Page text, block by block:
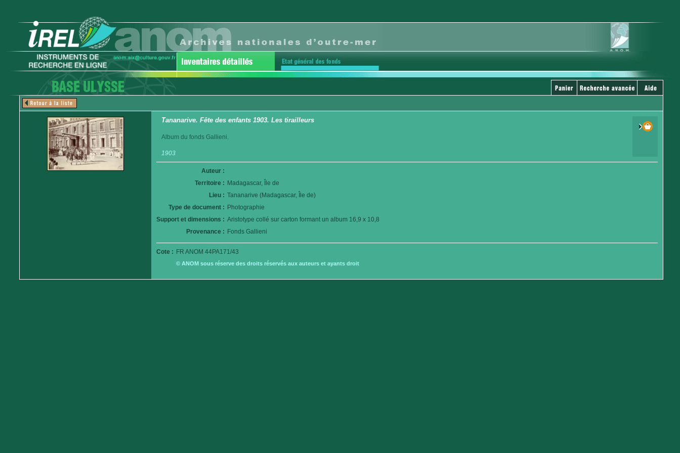
Tananarive. Fête des enfants 1903. Les tirailleurs
Album du fonds Gallieni.
1903
Auteur :
Territoire : Madagascar, Île de
Lieu : Tananarive (Madagascar, Île de)
Type de document : Photographie
Support et dimensions : Aristotype collé sur carton formant un album 16,9 x 10,8
Provenance : Fonds Gallieni
Cote : FR ANOM 44PA171/43
© ANOM sous réserve des droits réservés aux auteurs et ayants droit